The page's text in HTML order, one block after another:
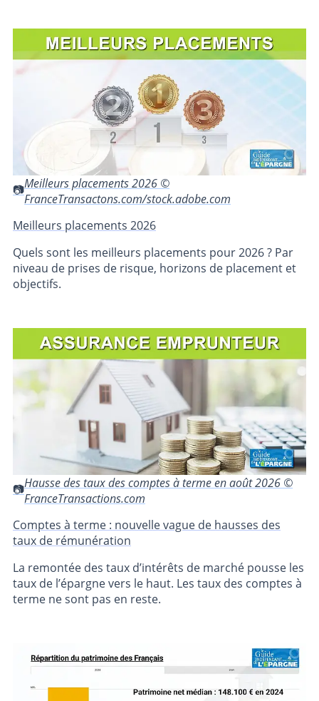
Meilleurs placements 2026 ©
FranceTransactons.com/stock.adobe.com
Meilleurs placements 2026
Quels sont les meilleurs placements pour 2026 ? Par
niveau de prises de risque, horizons de placement et
objectifs.
Hausse des taux des comptes à terme en août 2026 ©
FranceTransactions.com
Comptes à terme : nouvelle vague de hausses des
taux de rémunération
La remontée des taux d’intérêts de marché pousse les
taux de l’épargne vers le haut. Les taux des comptes à
terme ne sont pas en reste.